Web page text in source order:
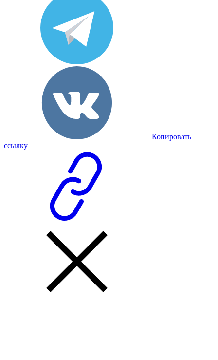
Копировать
ссылку